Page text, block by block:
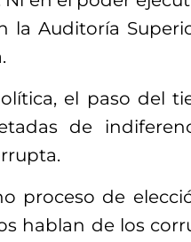
la Auditoría
el paso del
de
proceso de
hablan de los